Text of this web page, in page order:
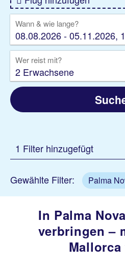
Wann & wie lange?
08.08.2026 - 05.11.2026,
Wer reist mit?
2 Erwachsene
1 Filter hinzugefügt
Gewählte Filter: Palma
In Palma
verbringen –